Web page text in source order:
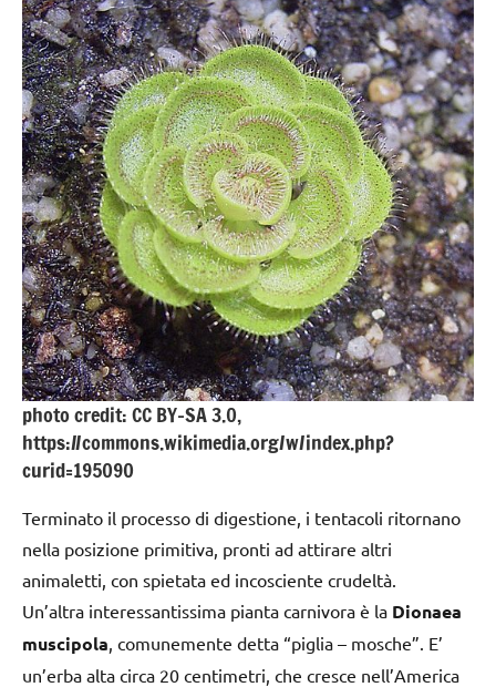
photo credit: CC BY-SA 3.0,
https://commons.wikimedia.org/w/index.php?
curid=195090
Terminato il processo di digestione, i tentacoli ritornano
nella posizione primitiva, pronti ad attirare altri
animaletti, con spietata ed incosciente crudeltà.
Un’altra interessantissima pianta carnivora è la Dionaea
muscipola , comunemente detta “piglia – mosche”. E’
un’erba alta circa 20 centimetri, che cresce nell’America